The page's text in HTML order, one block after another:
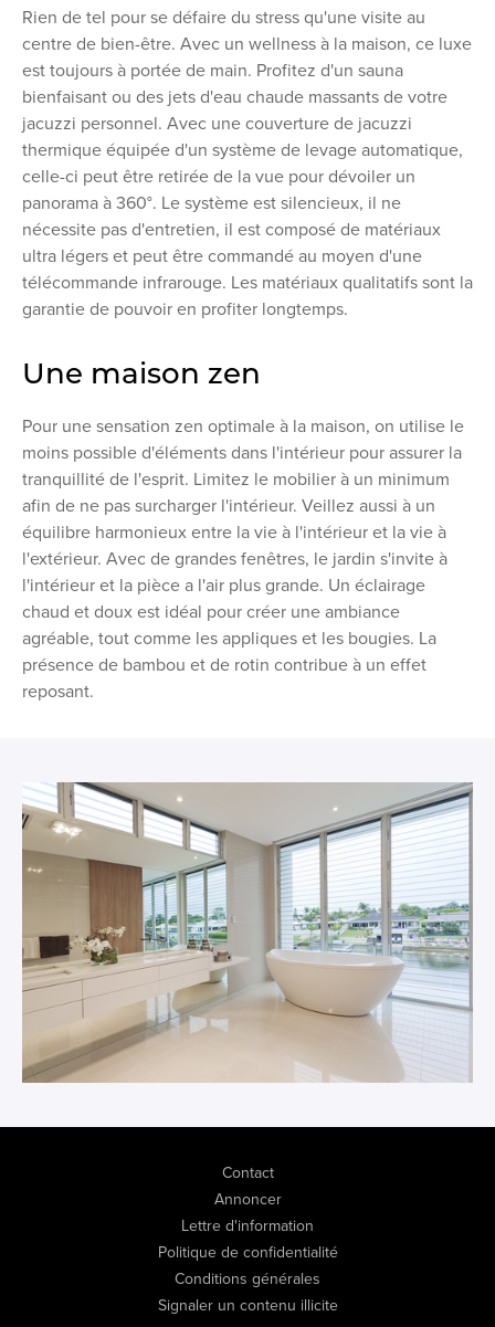
Rien de tel pour se défaire du stress qu'une visite au
centre de bien-être. Avec un wellness à la maison, ce luxe
est toujours à portée de main. Profitez d'un sauna
bienfaisant ou des jets d'eau chaude massants de votre
jacuzzi personnel. Avec une couverture de jacuzzi
thermique équipée d'un système de levage automatique,
celle-ci peut être retirée de la vue pour dévoiler un
panorama à 360°. Le système est silencieux, il ne
nécessite pas d'entretien, il est composé de matériaux
ultra légers et peut être commandé au moyen d'une
télécommande infrarouge. Les matériaux qualitatifs sont la
garantie de pouvoir en profiter longtemps.
Une maison zen
Pour une sensation zen optimale à la maison, on utilise le
moins possible d'éléments dans l'intérieur pour assurer la
tranquillité de l'esprit. Limitez le mobilier à un minimum
afin de ne pas surcharger l'intérieur. Veillez aussi à un
équilibre harmonieux entre la vie à l'intérieur et la vie à
l'extérieur. Avec de grandes fenêtres, le jardin s'invite à
l'intérieur et la pièce a l'air plus grande. Un éclairage
chaud et doux est idéal pour créer une ambiance
agréable, tout comme les appliques et les bougies. La
présence de bambou et de rotin contribue à un effet
reposant.
Contact
Annoncer
Lettre d'information
Politique de confidentialité
Conditions générales
Signaler un contenu illicite